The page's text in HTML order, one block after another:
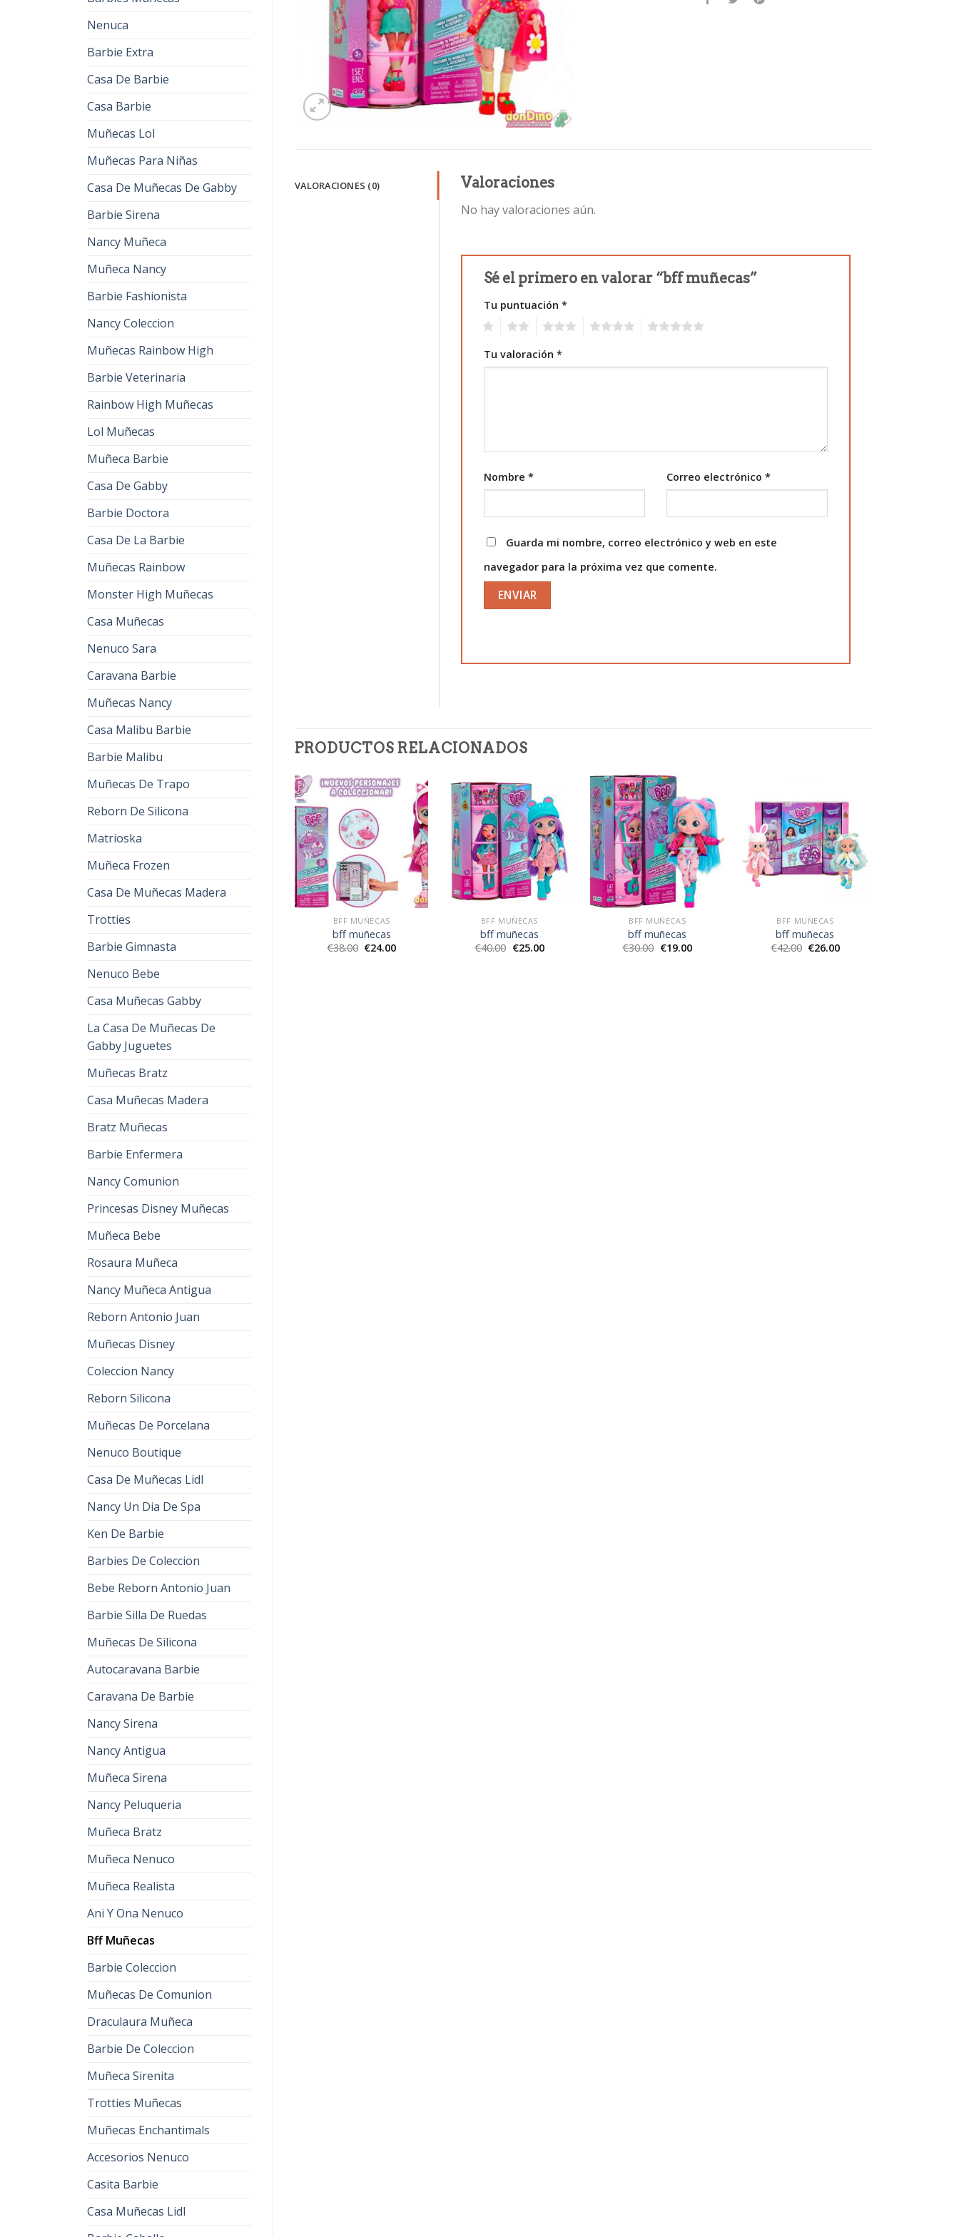
Nenuca
Barbie Extra
Casa De Barbie
Casa Barbie
Muñecas Lol
Muñecas Para Niñas
Casa De Muñecas De Gabby
Barbie Sirena
Nancy Muñeca
Muñeca Nancy
Barbie Fashionista
Nancy Coleccion
Muñecas Rainbow High
Barbie Veterinaria
Rainbow High Muñecas
Lol Muñecas
Muñeca Barbie
Casa De Gabby
Barbie Doctora
Casa De La Barbie
Muñecas Rainbow
Monster High Muñecas
Casa Muñecas
Nenuco Sara
Caravana Barbie
Muñecas Nancy
Casa Malibu Barbie
Barbie Malibu
Muñecas De Trapo
Reborn De Silicona
Matrioska
Muñeca Frozen
Casa De Muñecas Madera
Trotties
Barbie Gimnasta
Nenuco Bebe
Casa Muñecas Gabby
La Casa De Muñecas De
Gabby Juguetes
Muñecas Bratz
Casa Muñecas Madera
Bratz Muñecas
Barbie Enfermera
Nancy Comunion
Princesas Disney Muñecas
Muñeca Bebe
Rosaura Muñeca
Nancy Muñeca Antigua
Reborn Antonio Juan
Muñecas Disney
Coleccion Nancy
Reborn Silicona
Muñecas De Porcelana
Nenuco Boutique
Casa De Muñecas Lidl
Nancy Un Dia De Spa
Ken De Barbie
Barbies De Coleccion
Bebe Reborn Antonio Juan
Barbie Silla De Ruedas
Muñecas De Silicona
Autocaravana Barbie
Caravana De Barbie
Nancy Sirena
Nancy Antigua
Muñeca Sirena
Nancy Peluqueria
Muñeca Bratz
Muñeca Nenuco
Muñeca Realista
Ani Y Ona Nenuco
Bff Muñecas
Barbie Coleccion
Muñecas De Comunion
Draculaura Muñeca
Barbie De Coleccion
Muñeca Sirenita
Trotties Muñecas
Muñecas Enchantimals
Accesorios Nenuco
Casita Barbie
Casa Muñecas Lidl
VALORACIONES (0) Valoraciones
No hay valoraciones aún.
Sé el primero en valorar “bff muñecas”
Tu puntuación*
Tu valoración*
Nombre* Correo electrónico*
Guarda mi nombre, correo electrónico y web en este
navegador para la próxima vez que comente.
PRODUCTOS RELACIONADOS
BFF MUÑECAS
bff muñecas
€38.00 €24.00
BFF MUÑECAS
bff muñecas
€40.00 €25.00
BFF MUÑECAS
bff muñecas
€30.00 €19.00
BFF MUÑECAS
bff muñecas
€42.00 €26.00
BFF MUÑECAS
22.00